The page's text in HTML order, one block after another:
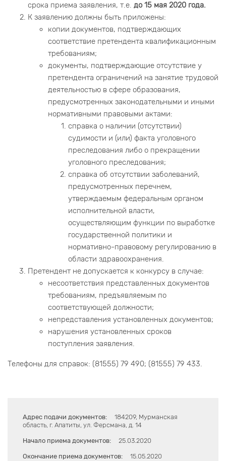
срока приема заявления, т.е. до 15 мая 2020 года.
К заявлению должны быть приложены:
копии документов, подтверждающих
соответствие претендента квалификационным
требованиям;
документы, подтверждающие отсутствие у
претендента ограничений на занятие трудовой
деятельностью в сфере образования,
предусмотренных законодательными и иными
нормативными правовыми актами:
справка о наличии (отсутствии)
судимости и (или) факта уголовного
преследования либо о прекращении
уголовного преследования;
справка об отсутствии заболеваний,
предусмотренных перечнем,
утверждаемым федеральным органом
исполнительной власти,
осуществляющим функции по выработке
государственной политики и
нормативно-правовому регулированию в
области здравоохранения.
Претендент не допускается к конкурсу в случае:
несоответствия представленных документов
требованиям, предъявляемым по
соответствующей должности;
непредставления установленных документов;
нарушения установленных сроков
поступления заявления.
Телефоны для справок: (81555) 79 490; (81555) 79 433.
Адрес подачи документов:
184209, Мурманская
область, г. Апатиты, ул. Ферсмана, д. 14
Начало приема документов: 25.03.2020
Окончание приема документов: 15.05.2020